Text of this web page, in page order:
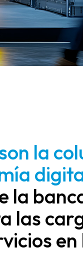
la
la
las
en